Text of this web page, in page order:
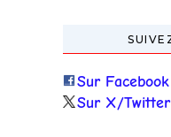
Sur Facebook
Sur X/Twitter